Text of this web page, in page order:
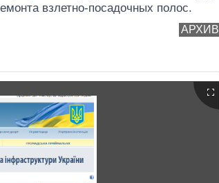
взлетно-посадочных полос.
АРХИВ